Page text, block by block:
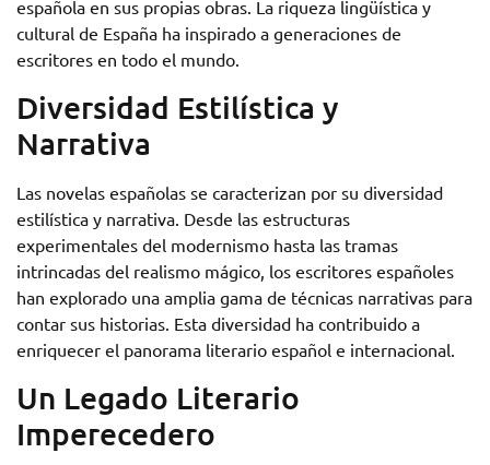
española en sus propias obras. La riqueza lingüística y
cultural de España ha inspirado a generaciones de
escritores en todo el mundo.
Diversidad Estilística y
Narrativa
Las novelas españolas se caracterizan por su diversidad
estilística y narrativa. Desde las estructuras
experimentales del modernismo hasta las tramas
intrincadas del realismo mágico, los escritores españoles
han explorado una amplia gama de técnicas narrativas para
contar sus historias. Esta diversidad ha contribuido a
enriquecer el panorama literario español e internacional.
Un Legado Literario
Imperecedero